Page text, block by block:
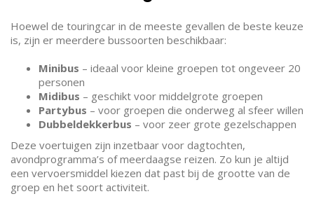
Hoewel de touringcar in de meeste gevallen de beste keuze
is, zijn er meerdere bussoorten beschikbaar:
Minibus – ideaal voor kleine groepen tot ongeveer 20
personen
Midibus – geschikt voor middelgrote groepen
Partybus – voor groepen die onderweg al sfeer willen
Dubbeldekkerbus – voor zeer grote gezelschappen
Deze voertuigen zijn inzetbaar voor dagtochten,
avondprogramma’s of meerdaagse reizen. Zo kun je altijd
een vervoersmiddel kiezen dat past bij de grootte van de
groep en het soort activiteit.